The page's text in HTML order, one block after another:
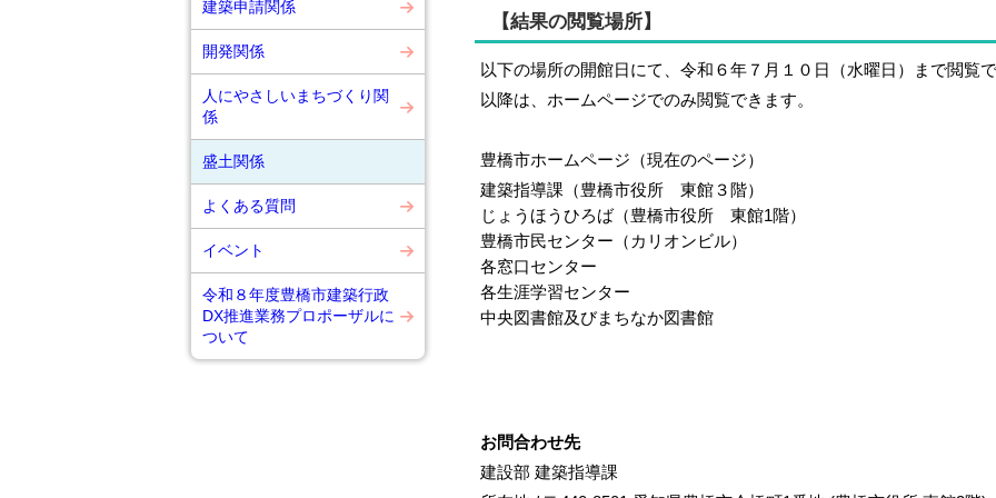
建築申請関係
開発関係
人にやさしいまちづくり関
係
盛土関係
よくある質問
イベント
令和８年度豊橋市建築行政
DX推進業務プロポーザルに
ついて
【結果の閲覧場所】
以下の場所の開館日にて、令和６年７月１０日（水曜日）まで閲覧で
以降は、ホームページでのみ閲覧できます。
豊橋市ホームページ（現在のページ）
建築指導課（豊橋市役所 東館３階）
じょうほうひろば（豊橋市役所 東館1階）
豊橋市民センター（カリオンビル）
各窓口センター
各生涯学習センター
中央図書館及びまちなか図書館
お問合わせ先
建設部 建築指導課